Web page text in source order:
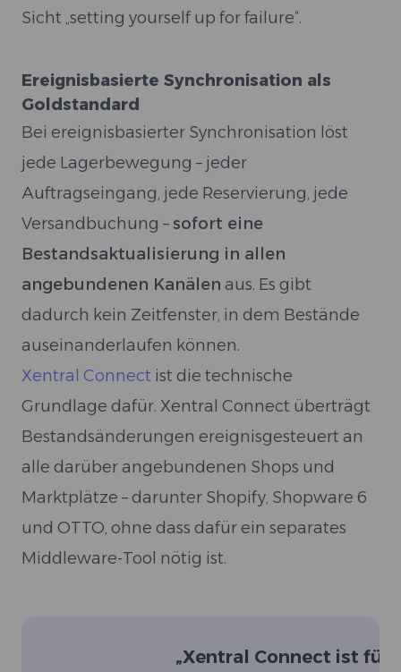
Sicht „setting yourself up for failure“.
Ereignisbasierte Synchronisation als
Goldstandard
Bei ereignisbasierter Synchronisation löst
jede Lagerbewegung – jeder
Auftragseingang, jede Reservierung, jede
Versandbuchung –sofort eine
Bestandsaktualisierung in allen
angebundenen Kanälen aus. Es gibt
dadurch kein Zeitfenster, in dem Bestände
auseinanderlaufen können.
Xentral Connect ist die technische
Grundlage dafür. Xentral Connect überträgt
Bestandsänderungen ereignisgesteuert an
alle darüber angebundenen Shops und
Marktplätze – darunter Shopify, Shopware 6
und OTTO, ohne dass dafür ein separates
Middleware-Tool nötig ist.
„Xentral Connect ist für